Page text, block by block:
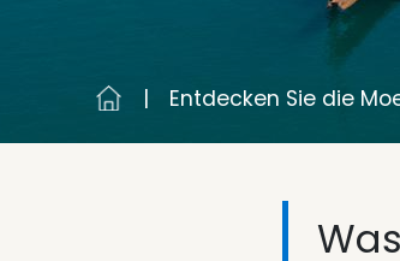
Entdecken Sie die